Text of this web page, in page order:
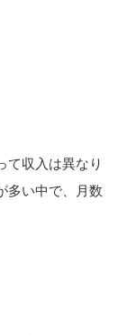
て収入は異なり
多い中で、月数